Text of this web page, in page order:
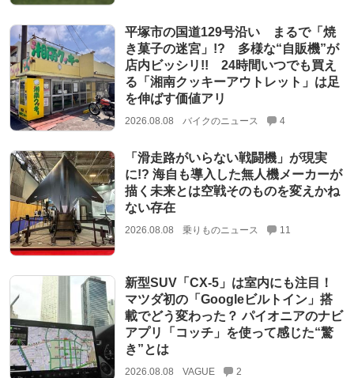
平塚市の国道129号沿い まるで「焼
き菓子の迷宮」!? 多様な“自販機”が
店内ビッシリ!! 24時間いつでも買え
る「湘南クッキーアウトレット」は足
を伸ばす価値アリ
2026.08.08 バイクのニュース 4
「滑走路がいらない戦闘機」が現実
に!? 海自も導入した無人機メーカーが
描く未来とは空戦そのものを変えかね
ない存在
2026.08.08 乗りものニュース 11
新型SUV「CX-5」は室内にも注目！
マツダ初の「Googleビルトイン」搭
載でどう変わった？ パイオニアのナビ
アプリ「コッチ」を使って感じた“驚
き”とは
2026.08.08 VAGUE 2